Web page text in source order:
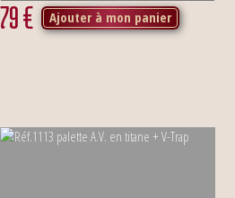
79€ Ajouter à mon panier